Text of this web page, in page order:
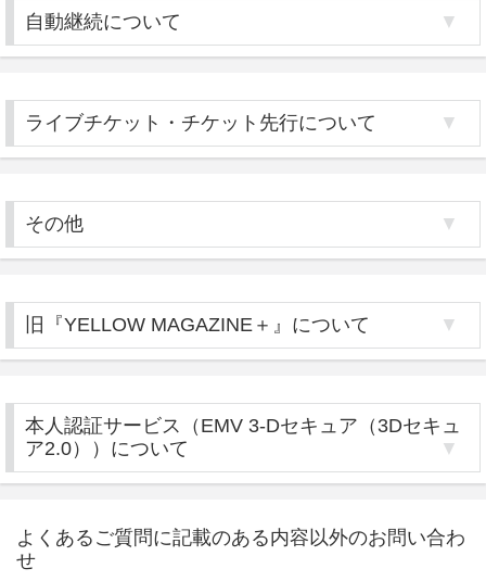
自動継続について
ライブチケット・チケット先行について
その他
旧『YELLOW MAGAZINE＋』について
本人認証サービス（EMV 3-Dセキュア（3Dセキュ
ア2.0））について
よくあるご質問に記載のある内容以外のお問い合わ
せ